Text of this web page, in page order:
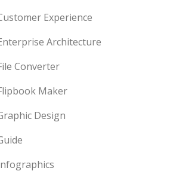
Experience
Architecture
Converter
Maker
Design